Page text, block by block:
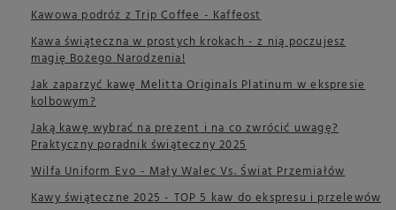
Kawowa podróż z Trip Coffee - Kaffeost
Kawa świąteczna w prostych krokach - z nią poczujesz
magię Bożego Narodzenia!
Jak zaparzyć kawę Melitta Originals Platinum w ekspresie
kolbowym?
Jaką kawę wybrać na prezent i na co zwrócić uwagę?
Praktyczny poradnik świąteczny 2025
Wilfa Uniform Evo - Mały Walec Vs. Świat Przemiałów
Kawy świąteczne 2025 - TOP 5 kaw do ekspresu i przelewów